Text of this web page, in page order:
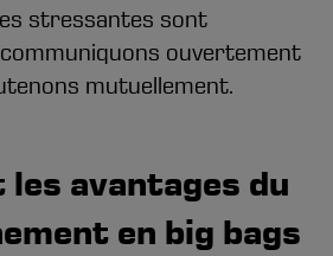
stressantes sont
ouvertement
mutuellement.
les avantages du
en big bags